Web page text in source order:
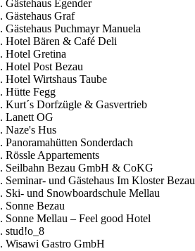
Gästehaus Egender
Gästehaus Graf
Gästehaus Puchmayr Manuela
Hotel Bären & Café Deli
Hotel Gretina
Hotel Post Bezau
Hotel Wirtshaus Taube
Hütte Fegg
Kurt´s Dorfzügle & Gasvertrieb
Lanett OG
Naze's Hus
Panoramahütten Sonderdach
Rössle Appartements
Seilbahn Bezau GmbH & CoKG
Seminar- und Gästehaus Im Kloster Bezau
Ski- und Snowboardschule Mellau
Sonne Bezau
Sonne Mellau – Feel good Hotel
stud!o_8
Wisawi Gastro GmbH